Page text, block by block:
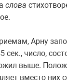
слова
Арну
сек., число,
выше.
вместо них